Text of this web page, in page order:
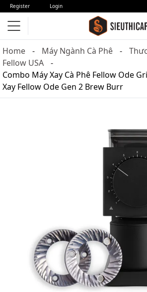
Register Login
Home Máy Ngành Cà Phê
Fellow USA
Combo Máy Xay Cà Phê Fellow Ode
Xay Fellow Ode Gen 2 Brew Burr